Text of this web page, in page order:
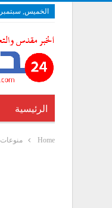
الخميس, سبتمبر 29, 2022
الرئيسية
Home منوعات